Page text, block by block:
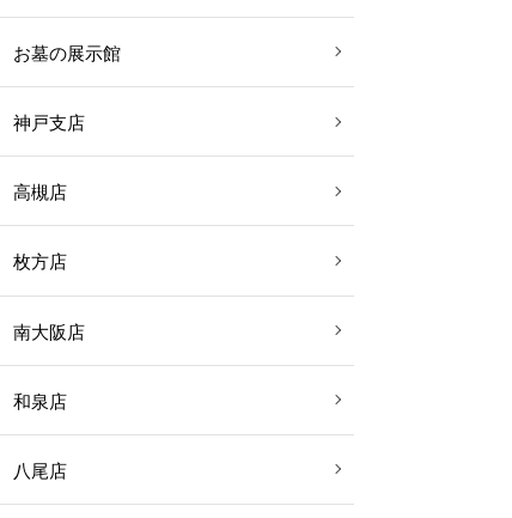
お墓の展示館
神戸支店
高槻店
枚方店
南大阪店
和泉店
八尾店